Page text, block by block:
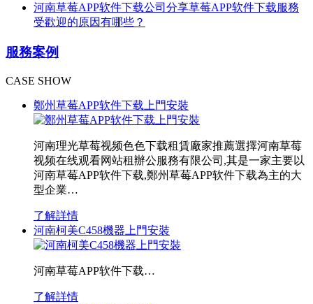
河南草莓APP软件下载公司分享草莓APP软件下载服務
受歡迎的原因有哪些？
服務案例
CASE SHOW
鄭州草莓APP软件下载上門安裝
河南理光草莓视频色色下载租賃廠家推薦選擇河南草莓
视频在线观看网站租辦公服務有限公司,其是一家主要以
河南草莓APP软件下载,鄭州草莓APP软件下载為主的大
型企業…
了解詳情
河南柯美C458機器上門安裝
河南草莓APP软件下载…
了解詳情